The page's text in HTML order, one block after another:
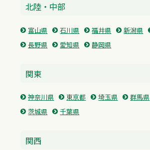
北陸・中部
富山県 石川県 福井県 新潟県
長野県
愛知県 静岡県
関東
神奈川県 東京都 埼玉県 群馬県
茨城県
千葉県
関西